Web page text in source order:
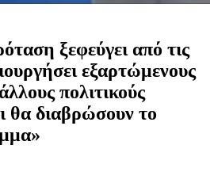
ξεφεύγει από τις
εξαρτώμενους
πολιτικούς
θα διαβρώσουν το